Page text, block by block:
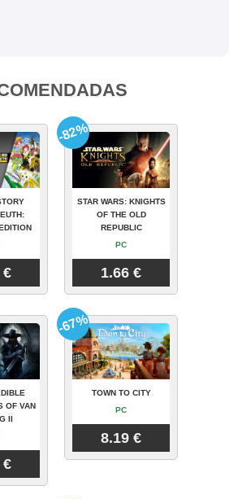
€
STAR WARS: KNIGHTS
OF THE OLD
REPUBLIC
PC
1.66 €
-82%
OF VAN
II
€
TOWN TO CITY
PC
8.19 €
-67%